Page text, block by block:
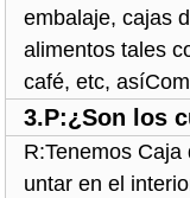
embalaje, cajas
alimentos tales
café, etc,
3.P:¿Son los
R:Tenemos
untar en el